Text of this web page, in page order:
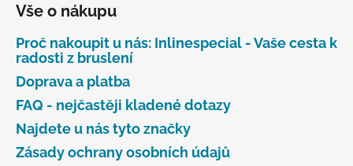
Vše o nákupu
Proč nakoupit u nás: Inlinespecial - Vaše cesta k
radosti z bruslení
Doprava a platba
FAQ - nejčastěji kladené dotazy
Najdete u nás tyto značky
Zásady ochrany osobních údajů